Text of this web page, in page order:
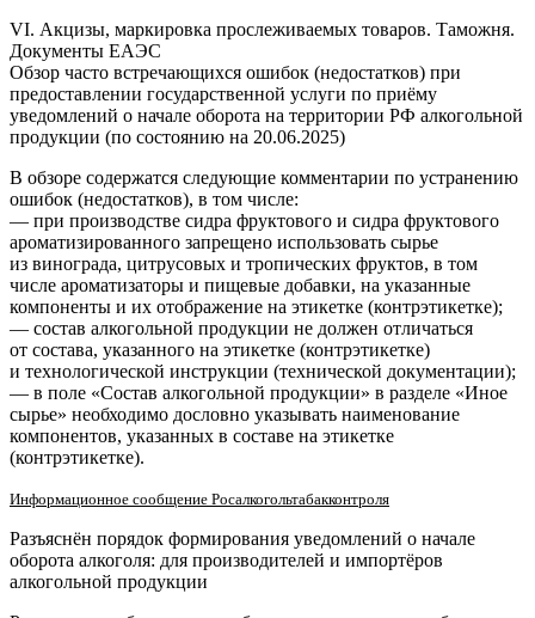
VI. Акцизы, маркировка прослеживаемых товаров. Таможня.
Документы ЕАЭС
Обзор часто встречающихся ошибок (недостатков) при
предоставлении государственной услуги по приёму
уведомлений о начале оборота на территории РФ алкогольной
продукции (по состоянию на 20.06.2025)
В обзоре содержатся следующие комментарии по устранению
ошибок (недостатков), в том числе:
— при производстве сидра фруктового и сидра фруктового
ароматизированного запрещено использовать сырье
из винограда, цитрусовых и тропических фруктов, в том
числе ароматизаторы и пищевые добавки, на указанные
компоненты и их отображение на этикетке (контрэтикетке);
— состав алкогольной продукции не должен отличаться
от состава, указанного на этикетке (контрэтикетке)
и технологической инструкции (технической документации);
— в поле «Состав алкогольной продукции» в разделе «Иное
сырье» необходимо дословно указывать наименование
компонентов, указанных в составе на этикетке
(контрэтикетке).
Информационное сообщение Росалкогольтабакконтроля
Разъяснён порядок формирования уведомлений о начале
оборота алкоголя: для производителей и импортёров
алкогольной продукции